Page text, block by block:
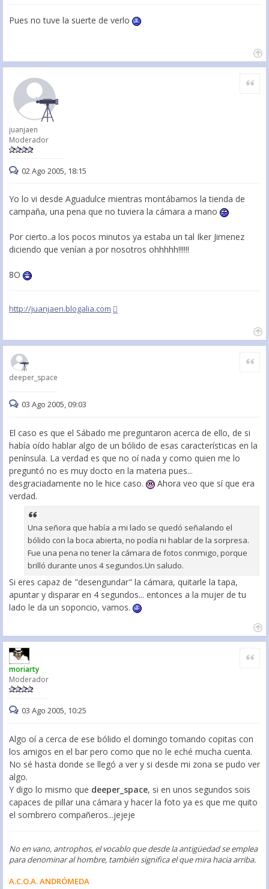
Pues no tuve la suerte de verlo
juanjaen
Moderador
Citar
02 Ago 2005, 18:15
Yo lo vi desde Aguadulce mientras montábamos la tienda de
campaña, una pena que no tuviera la cámara a mano
Por cierto..a los pocos minutos ya estaba un tal Iker Jimenez
diciendo que venían a por nosotros ohhhhh!!!!!!
8O
http://juanjaen.blogalia.com
deeper_space
Citar
03 Ago 2005, 09:03
El caso es que el Sábado me preguntaron acerca de ello, de si
había oído hablar algo de un bólido de esas características en la
península. La verdad es que no oí nada y como quien me lo
preguntó no es muy docto en la materia pues...
desgraciadamente no le hice caso.
Ahora veo que sí que era
verdad.
Una señora que había a mi lado se quedó señalando el
bólido con la boca abierta, no podía ni hablar de la sorpresa.
Fue una pena no tener la cámara de fotos conmigo, porque
brilló durante unos 4 segundos.Un saludo.
Si eres capaz de "desengundar" la cámara, quitarle la tapa,
apuntar y disparar en 4 segundos... entonces a la mujer de tu
lado le da un soponcio, vamos.
moriarty
Moderador
Citar
03 Ago 2005, 10:25
Algo oí a cerca de ese bólido el domingo tomando copitas con
los amigos en el bar pero como que no le eché mucha cuenta.
No sé hasta donde se llegó a ver y si desde mi zona se pudo ver
algo.
Y digo lo mismo que deeper_space, si en unos segundos sois
capaces de pillar una cámara y hacer la foto ya es que me quito
el sombrero compañeros...jejeje
No en vano, antrophos, el vocablo que desde la antigüedad se emplea
para denominar al hombre, también significa el que mira hacia arriba.
A.C.O.A. ANDRÓMEDA